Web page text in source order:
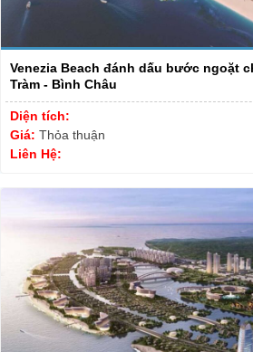
Venezia Beach đánh dấu bước ngoặt
Tràm - Bình Châu
Diện tích:
Giá: Thỏa thuận
Liên Hệ: